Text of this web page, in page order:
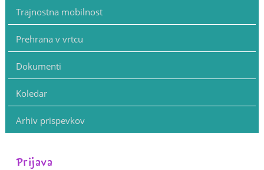
Trajnostna mobilnost
Prehrana v vrtcu
Dokumenti
Koledar
Arhiv prispevkov
Prijava